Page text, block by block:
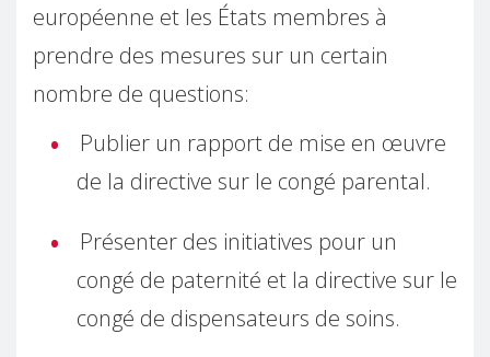
européenne et les États membres à
prendre des mesures sur un certain
nombre de questions:
Publier un rapport de mise en œuvre
de la directive sur le congé parental.
Présenter des initiatives pour un
congé de paternité et la directive sur le
congé de dispensateurs de soins.